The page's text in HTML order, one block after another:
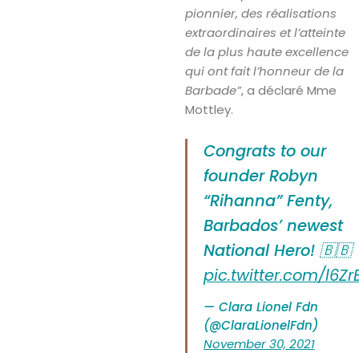
pionnier, des réalisations
extraordinaires et l’atteinte
de la plus haute excellence
qui ont fait l’honneur de la
Barbade”, a déclaré Mme
Mottley.
Congrats to our
founder Robyn
“Rihanna” Fenty,
Barbados’ newest
National Hero! 🇧🇧
pic.twitter.com/
— Clara Lionel Fdn
(@ClaraLionelFdn)
November 30, 2021